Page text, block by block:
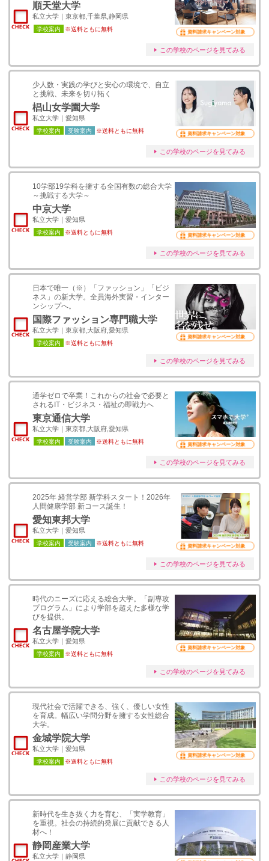
順天堂大学
私立大学｜東京都,千葉県,静岡県
学校案内 ※送料ともに無料 資料請求キャンペーン対象
この学校のページを見てみる
少人数・実践の学びと安心の環境で、自立
と挑戦、未来を切り拓く
椙山女学園大学
私立大学｜愛知県
学校案内 受験案内 ※送料ともに無料 資料請求キャンペーン対象
この学校のページを見てみる
10学部19学科を擁する全国有数の総合大学
～挑戦する大学～
中京大学
私立大学｜愛知県
学校案内 ※送料ともに無料 資料請求キャンペーン対象
この学校のページを見てみる
日本で唯一（※）「ファッション」「ビジ
ネス」の新大学。全員海外実習・インター
ンシップへ。
国際ファッション専門職大学
私立大学｜東京都,大阪府,愛知県
学校案内 ※送料ともに無料
資料請求キャンペーン対象
この学校のページを見てみる
通学ゼロで卒業！これからの社会で必要と
されるIT・ビジネス・福祉の即戦力へ
東京通信大学
私立大学｜東京都,大阪府,愛知県
学校案内 受験案内 ※送料ともに無料 資料請求キャンペーン対象
この学校のページを見てみる
2025年 経営学部 新学科スタート！2026年
人間健康学部 新コース誕生！
愛知東邦大学
私立大学｜愛知県
学校案内 受験案内 ※送料ともに無料 資料請求キャンペーン対象
この学校のページを見てみる
時代のニーズに応える総合大学。「副専攻
プログラム」により学部を超えた多様な学
びを提供。
名古屋学院大学
私立大学｜愛知県
学校案内 ※送料ともに無料
資料請求キャンペーン対象
この学校のページを見てみる
現代社会で活躍できる、強く、優しい女性
を育成。幅広い学問分野を擁する女性総合
大学。
金城学院大学
私立大学｜愛知県
学校案内 ※送料ともに無料
資料請求キャンペーン対象
この学校のページを見てみる
新時代を生き抜く力を育む、「実学教育」
を重視。社会の持続的発展に貢献できる人
材へ！
静岡産業大学
私立大学｜静岡県